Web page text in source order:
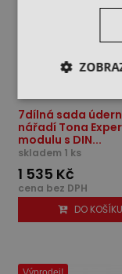
7dílná sada
nářadí Tona
modulu s DIN...
skladem 1 ks
1 535 Kč
cena bez DPH
DO KOŠÍKU